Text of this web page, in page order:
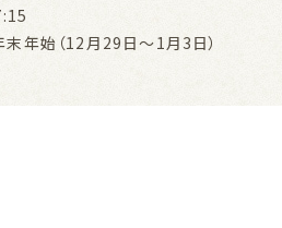
末年始（12月29日～1月3日）